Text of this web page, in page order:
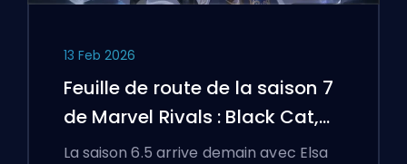
13 Feb 2026
Feuille de route de la saison 7
de Marvel Rivals : Black Cat,
White Fox, et l'événement
La saison 6.5 arrive demain avec Elsa